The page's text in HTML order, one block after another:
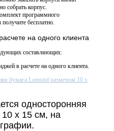
собрать корпус.
программного
бесплатно.
на одного клиента
составляющих:
в расчете на одного клиента.
бумага Lomond размером 10 х
односторонняя
х 15 см, на